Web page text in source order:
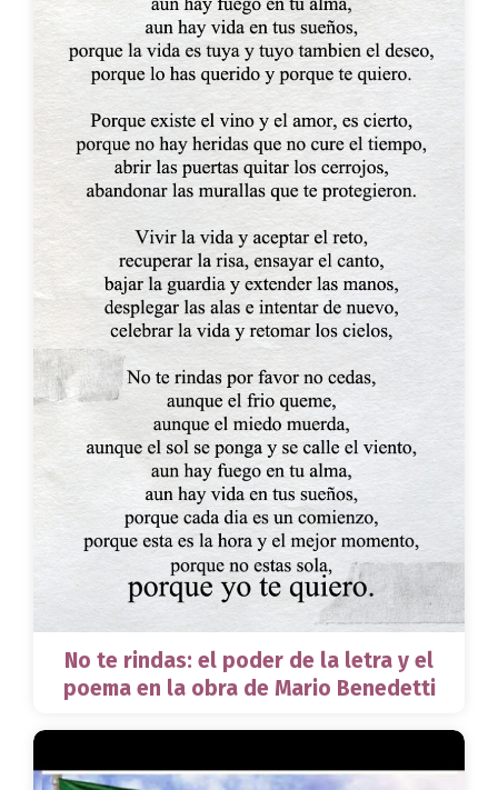
No te rindas: el poder de la letra y el
poema en la obra de Mario Benedetti